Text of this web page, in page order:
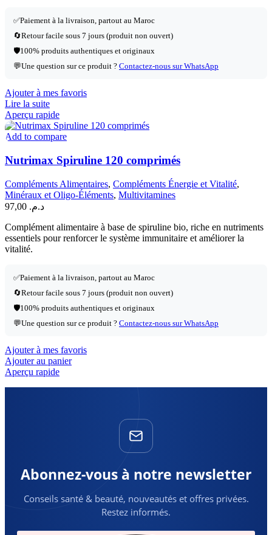
✅Paiement à la livraison, partout au Maroc
🔄Retour facile sous 7 jours (produit non ouvert)
🛡️100% produits authentiques et originaux
💬Une question sur ce produit ? Contactez-nous sur WhatsApp
Ajouter à mes favoris
Lire la suite
Aperçu rapide
Add to compare
Nutrimax Spiruline 120 comprimés
Compléments Alimentaires, Compléments Énergie et Vitalité,
Minéraux et Oligo-Éléments, Multivitamines
د.م.
Complément alimentaire à base de spiruline bio, riche en nutriments
essentiels pour renforcer le système immunitaire et améliorer la
vitalité.
✅Paiement à la livraison, partout au Maroc
🔄Retour facile sous 7 jours (produit non ouvert)
🛡️100% produits authentiques et originaux
💬Une question sur ce produit ? Contactez-nous sur WhatsApp
Ajouter à mes favoris
Ajouter au panier
Aperçu rapide
Abonnez-vous à notre newsletter
Conseils santé & beauté, nouveautés et offres privées.
Restez informés.